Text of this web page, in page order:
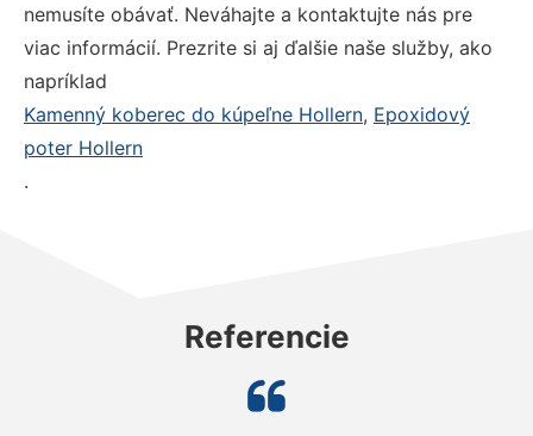
nemusíte obávať. Neváhajte a kontaktujte nás pre
viac informácií. Prezrite si aj ďalšie naše služby, ako
napríklad
Kamenný koberec do kúpeľne Hollern, Epoxidový
poter Hollern
.
Referencie